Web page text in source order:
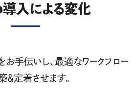
入による変化
手伝いし、最適なワークフロー
＆定着させます。